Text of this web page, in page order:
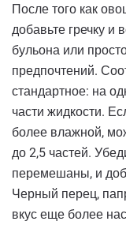
После того как
добавьте гречку и
бульона или
предпочтений.
стандартное: на
части жидкости.
более влажной,
до 2,5 частей.
перемешаны, и
Черный перец,
вкус еще более